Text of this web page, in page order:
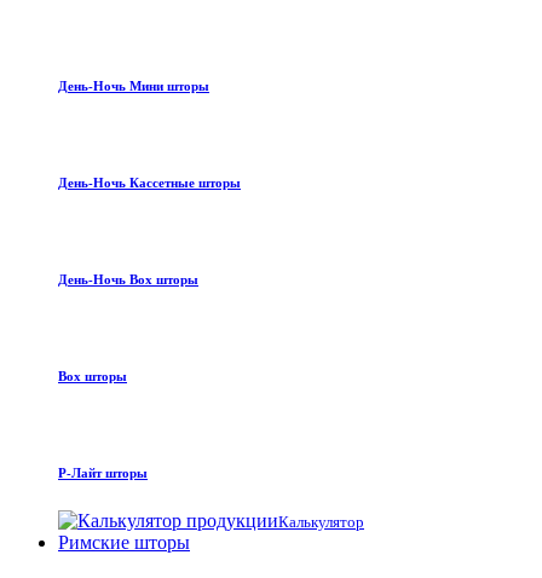
День-Ночь Мини шторы
День-Ночь Кассетные шторы
День-Ночь Box шторы
Box шторы
Р-Лайт шторы
Калькулятор
Римские шторы